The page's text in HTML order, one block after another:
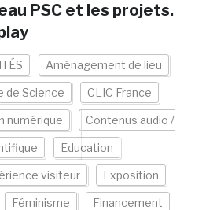
PSC et les projets.
Aménagement de lieu
de Science CLIC France
numérique Contenus audio /
Education
visiteur Exposition
Féminisme Financement